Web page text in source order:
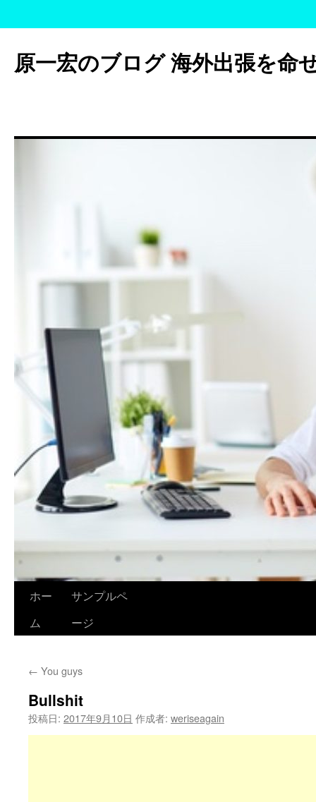
テ
ン
ッ
原一宏のブログ 海外出張を命
ホー
ム
サンプルペ
ージ
← You guys
Bullshit
投稿日: 2017年9月10日 作成者: weriseagain